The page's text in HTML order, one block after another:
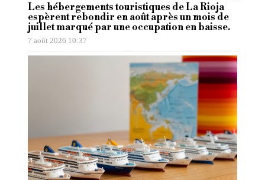
Les hébergements touristiques de La Rioja
espèrent rebondir en août après un mois de
juillet marqué par une occupation en baisse.
7 août 2026 10:37